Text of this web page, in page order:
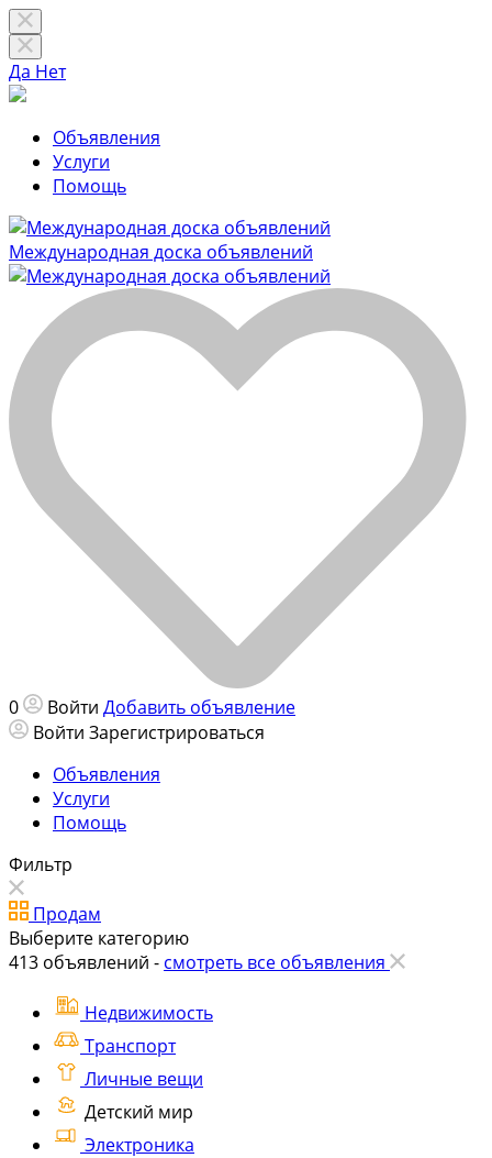
Да Нет
Объявления
Услуги
Помощь
Международная доска объявлений
0 Войти Добавить объявление
Войти Зарегистрироваться
Объявления
Услуги
Помощь
Фильтр
Продам
Выберите категорию
413 объявлений - смотреть все объявления
Недвижимость
Транспорт
Личные вещи
Детский мир
Электроника